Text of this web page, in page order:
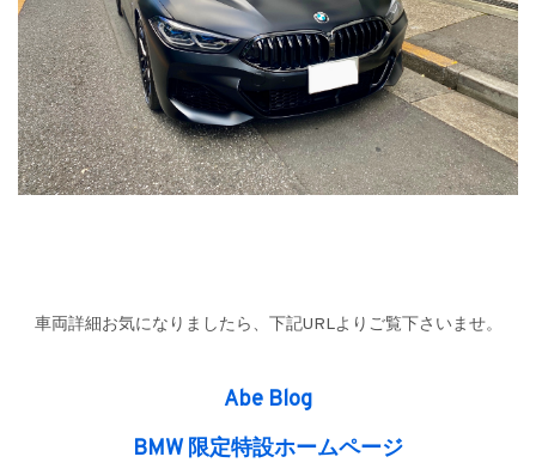
車両詳細お気になりましたら、下記URLよりご覧下さいませ。
Abe Blog
BMW 限定特設ホームページ